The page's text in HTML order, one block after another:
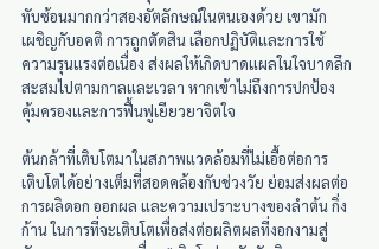
ทับซ้อนมากกว่าสองอัตลักษณ์ในตนเองด้วย เขามัก
เผชิญกับอคติ การถูกตัดสิน เลือกปฏิบัติและการใช้
ความรุนแรงต่อเนื่อง ส่งผลให้เกิดบาดแผลในใจบาดลึก
สะสมไปตามกาลและเวลา หากเข้าไม่ถึงการปกป้อง
คุ้มครองและการฟื้นฟูเยียวยาจิตใจ
ต้นกล้าที่เติบโตมาในสภาพแวดล้อมที่ไม่เอื้อต่อการ
เติบโตได้อย่างเต็มที่สอดคล้องกับช่วงวัย ย่อมส่งผลต่อ
การผลิดอก ออกผล และความเปราะบางของลำต้น กิ่ง
ก้าน ในการที่จะเติบโตเพื่อส่งต่อผลิตผลที่งอกงามสู่